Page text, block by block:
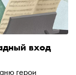
вход
герои